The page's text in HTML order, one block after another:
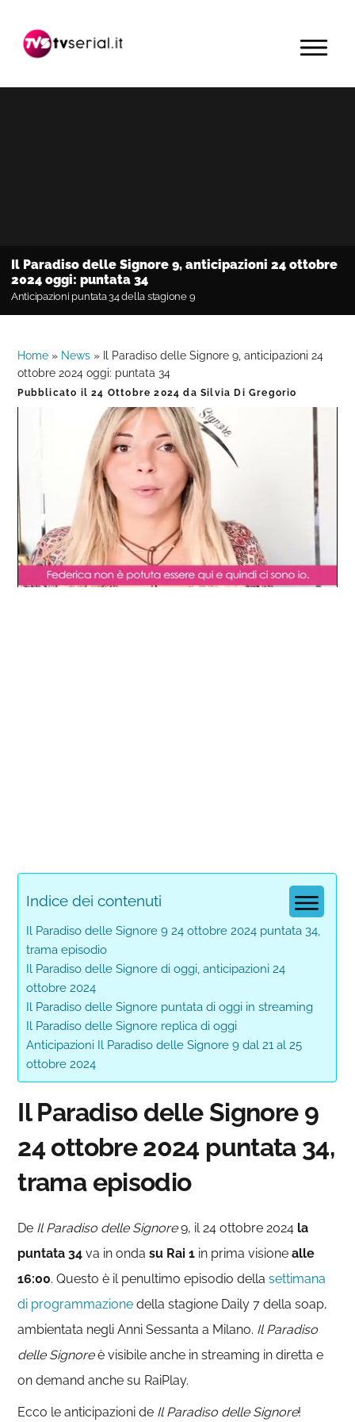
navigazione
contenuto
barra
primaria
MENU
Il Paradiso delle Signore 9, anticipazioni 24 ottobre
2024 oggi: puntata 34
Anticipazioni puntata 34 della stagione 9
Home » News »
Il Paradiso delle Signore 9, anticipazioni 24
ottobre 2024 oggi: puntata 34
Pubblicato il24 Ottobre 2024 daSilvia Di Gregorio
Unmute
Loaded:
0%
Progress:
0%
Indice dei contenuti
Il Paradiso delle Signore 9 24 ottobre 2024 puntata 34,
trama episodio
Il Paradiso delle Signore di oggi, anticipazioni 24
ottobre 2024
Il Paradiso delle Signore puntata di oggi in streaming
Il Paradiso delle Signore replica di oggi
Anticipazioni Il Paradiso delle Signore 9 dal 21 al 25
ottobre 2024
Il Paradiso delle Signore 9
24 ottobre 2024 puntata 34,
trama episodio
De Il Paradiso delle Signore9, il 24 ottobre 2024 la
puntata 34va in ondasu Rai 1 in prima visione alle
16:00. Questo è il penultimo episodio dellasettimana
di programmazione della stagione Daily 7 della soap,
ambientata negli Anni Sessanta a Milano. Il Paradiso
delle Signoreè visibile anche in streaming in diretta e
on demand anche su RaiPlay.
Ecco le anticipazioni de Il Paradiso delle Signore!